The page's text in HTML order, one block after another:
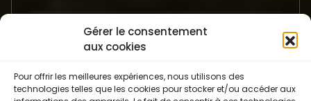
Gérer le consentement
aux cookies
Pour offrir les meilleures expériences, nous utilisons des
technologies telles que les cookies pour stocker et/ou accéder aux